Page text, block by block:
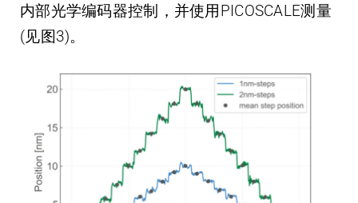
内部光学编码器控制，并使用PICOSCALE测量
(见图3)。